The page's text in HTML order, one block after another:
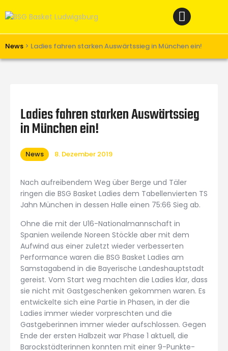
News > Ladies fahren starken Auswärtssieg in München ein!
Verein
Unterstützen
Ladies fahren starken Auswärtssieg
in München ein!
News 8. Dezember 2019
Nach aufreibendem Weg über Berge und Täler
ringen die BSG Basket Ladies dem Tabellenvierten TS
Jahn München in dessen Halle einen 75:66 Sieg ab.
Ohne die mit der U16-Nationalmannschaft in
Spanien weilende Noreen Stöckle aber mit dem
Aufwind aus einer zuletzt wieder verbesserten
Performance waren die BSG Basket Ladies am
Samstagabend in die Bayerische Landeshauptstadt
gereist. Vom Start weg machten die Ladies klar, dass
sie nicht mit Gastgeschenken gekommen waren. Es
entwickelte sich eine Partie in Phasen, in der die
Ladies immer wieder vorpreschten und die
Gastgeberinnen immer wieder aufschlossen. Gegen
Ende der ersten Halbzeit war Phase 1 aktuell, die
Barockstädterinnen konnten mit einer 9-Punkte-